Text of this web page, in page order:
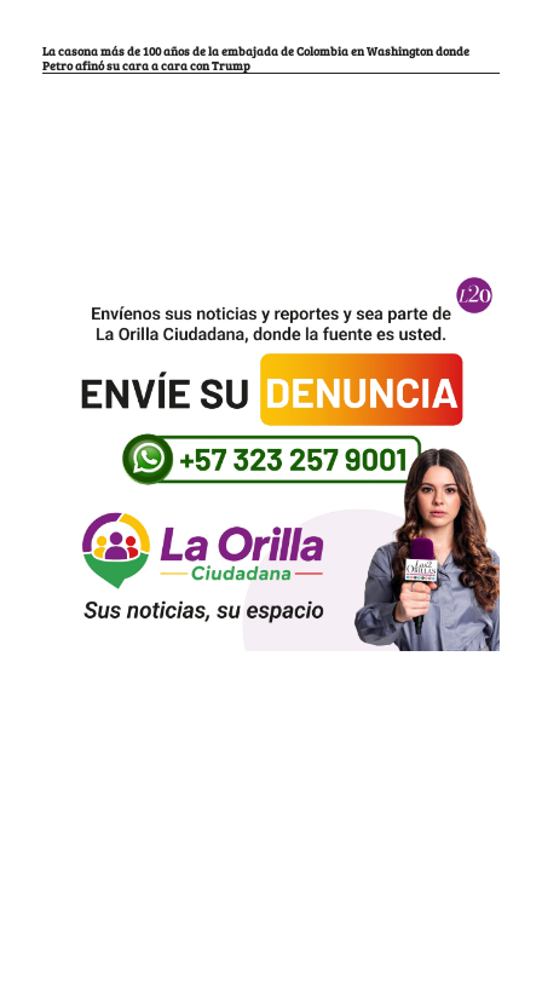
La casona más de 100 años de la embajada de Colombia en Washington donde
Petro afinó su cara a cara con Trump